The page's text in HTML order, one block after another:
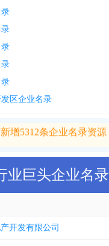
区企业名录
业巨头企业名录
开发有限公司